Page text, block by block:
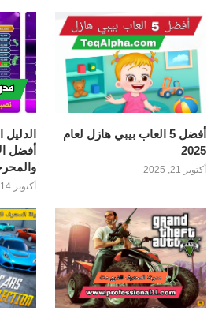
أفضل 5 العاب بيبي هازل لعام
2025
أكتوبر 21, 2025
أفضل
أكتوبر 14, 2025